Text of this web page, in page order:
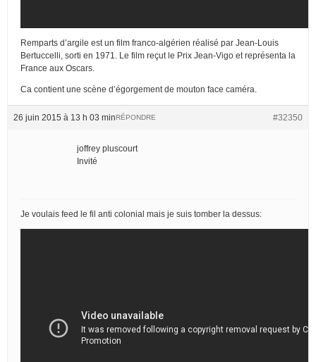
Remparts d’argile est un film franco-algérien réalisé par Jean-Louis
Bertuccelli, sorti en 1971. Le film reçut le Prix Jean-Vigo et représenta la
France aux Oscars.
Ca contient une scène d’égorgement de mouton face caméra.
26 juin 2015 à 13 h 03 min #32350
RÉPONDRE
joffrey pluscourt
Invité
Je voulais feed le fil anti colonial mais je suis tomber la dessus: